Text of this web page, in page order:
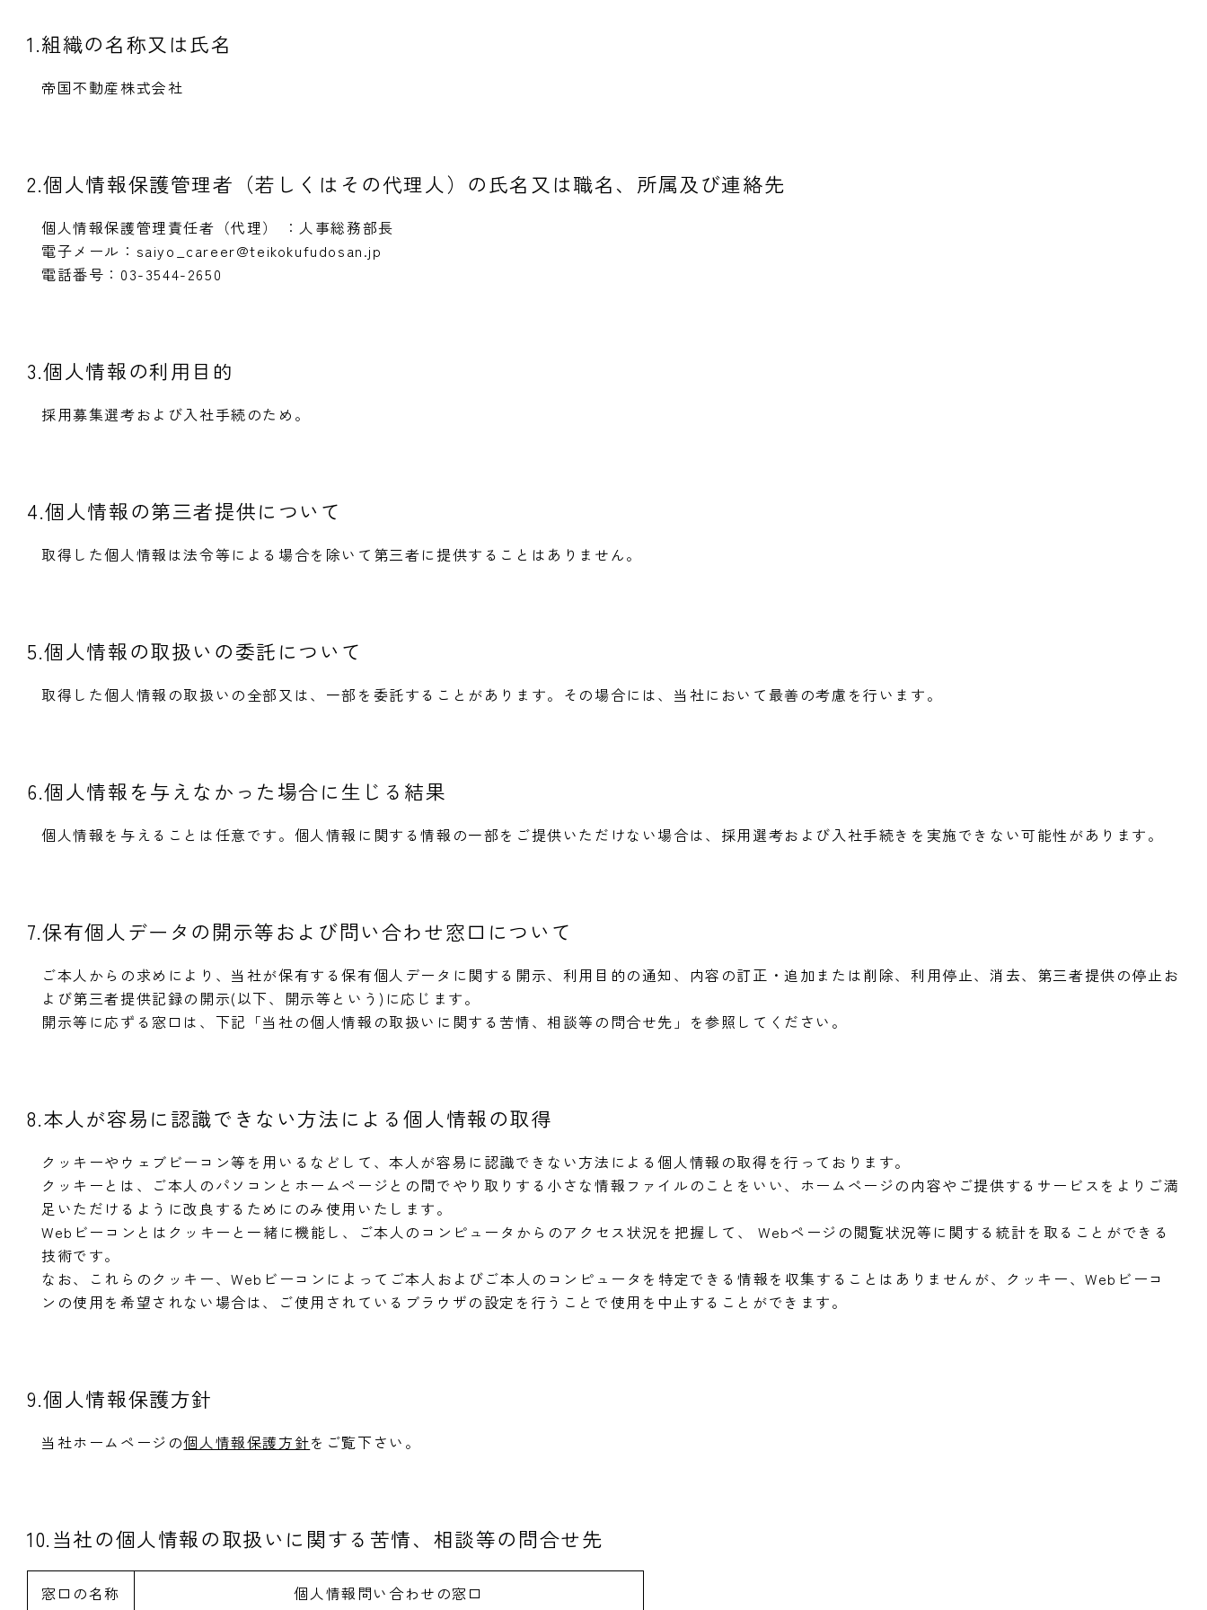
1.組織の名称又は氏名
帝国不動産株式会社
2.個人情報保護管理者（若しくはその代理人）の氏名又は職名、所属及び連絡先
個人情報保護管理責任者（代理） ：人事総務部長
電子メール：saiyo_career@teikokufudosan.jp
電話番号：03-3544-2650
3.個人情報の利用目的
採用募集選考および入社手続のため。
4.個人情報の第三者提供について
取得した個人情報は法令等による場合を除いて第三者に提供することはありません。
5.個人情報の取扱いの委託について
取得した個人情報の取扱いの全部又は、一部を委託することがあります。その場合には、当社において最善の考慮を行います。
6.個人情報を与えなかった場合に生じる結果
個人情報を与えることは任意です。個人情報に関する情報の一部をご提供いただけない場合は、採用選考および入社手続きを実施できない可能性があります。
7.保有個人データの開示等および問い合わせ窓口について
ご本人からの求めにより、当社が保有する保有個人データに関する開示、利用目的の通知、内容の訂正・追加または削除、利用停止、消去、第三者提供の停止お
よび第三者提供記録の開示(以下、開示等という)に応じます。
開示等に応ずる窓口は、下記「当社の個人情報の取扱いに関する苦情、相談等の問合せ先」を参照してください。
8.本人が容易に認識できない方法による個人情報の取得
クッキーやウェブビーコン等を用いるなどして、本人が容易に認識できない方法による個人情報の取得を行っております。
クッキーとは、ご本人のパソコンとホームページとの間でやり取りする小さな情報ファイルのことをいい、ホームページの内容やご提供するサービスをよりご満
足いただけるように改良するためにのみ使用いたします。
Webビーコンとはクッキーと一緒に機能し、ご本人のコンピュータからのアクセス状況を把握して、 Webページの閲覧状況等に関する統計を取ることができる
技術です。
なお、これらのクッキー、Webビーコンによってご本人およびご本人のコンピュータを特定できる情報を収集することはありませんが、クッキー、Webビーコ
ンの使用を希望されない場合は、ご使用されているブラウザの設定を行うことで使用を中止することができます。
9.個人情報保護方針
当社ホームページの個人情報保護方針をご覧下さい。
10.当社の個人情報の取扱いに関する苦情、相談等の問合せ先
窓口の名称 個人情報問い合わせの窓口